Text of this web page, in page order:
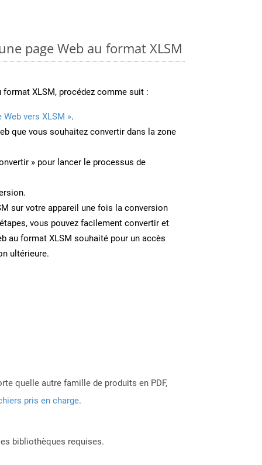
page Web au format XLSM
format XLSM, procédez comme suit :
Web vers XLSM ».
que vous souhaitez convertir dans la zone
» pour lancer le processus de
sur votre appareil une fois la conversion
vous pouvez facilement convertir et
au format XLSM souhaité pour un accès
ultérieure.
quelle autre famille de produits en PDF,
pris en charge.
bibliothèques requises.